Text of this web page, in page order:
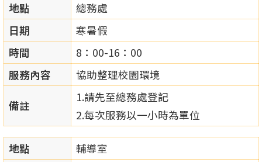
地點
總務處
日期
寒暑假
時間
8：00-16：00
服務內容
協助整理校園環境
備註
1.請先至總務處登記
2.每次服務以一小時為單位
地點
輔導室